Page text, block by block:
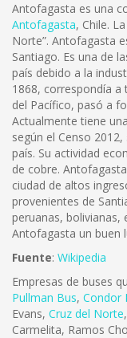
Antofagasta es una
Antofagasta, Chile.
Norte”. Antofagasta
Santiago. Es una de
país debido a la
1868, correspondía a
del Pacífico, pasó a
Actualmente tiene
según el Censo
país. Su actividad
de cobre.
ciudad de altos
provenientes de
peruanas, bolivianas,
Antofagasta un buen
Fuente: Wikipedia
Empresas de buses
Pullman Bus, Condor
Evans, Cruz del Norte
Carmelita, Ramos